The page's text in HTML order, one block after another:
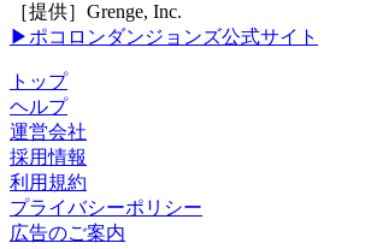
［提供］Grenge, Inc.
▶ポコロンダンジョンズ公式サイト
トップ
ヘルプ
運営会社
採用情報
利用規約
プライバシーポリシー
広告のご案内